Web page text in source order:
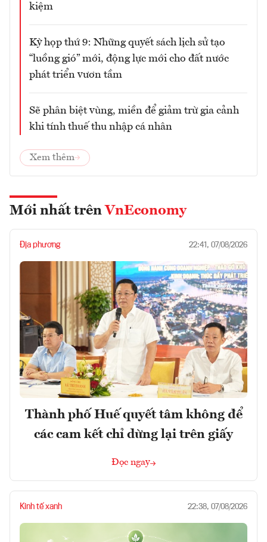
kiệm
Kỳ họp thứ 9: Những quyết sách lịch sử tạo
“luồng gió” mới, động lực mới cho đất nước
phát triển vươn tầm
Sẽ phân biệt vùng, miền để giảm trừ gia cảnh
khi tính thuế thu nhập cá nhân
Xem thêm
Mới nhất trên VnEconomy
Địa phương 22:41, 07/08/2026
Thành phố Huế quyết tâm không để
các cam kết chỉ dừng lại trên giấy
Đọc ngay
Kinh tế xanh 22:38, 07/08/2026